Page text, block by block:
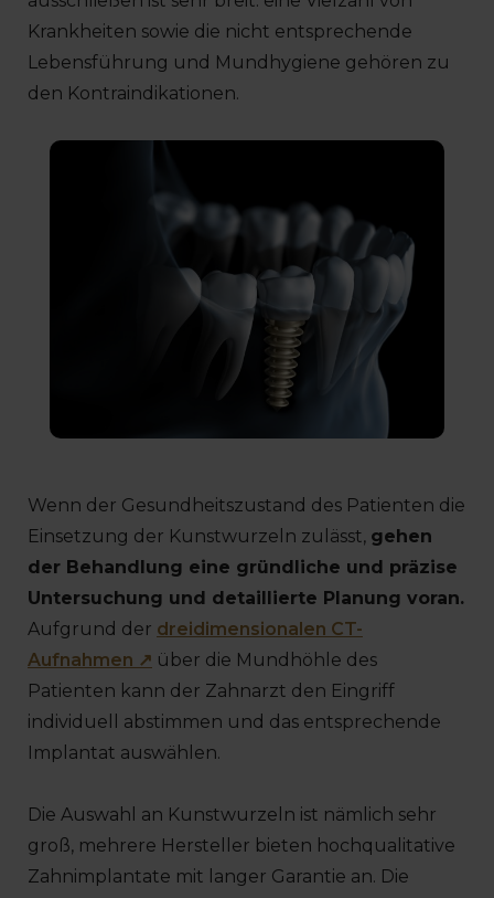
Krankheiten sowie die nicht entsprechende
Lebensführung und Mundhygiene gehören zu
den Kontraindikationen.
Wenn der Gesundheitszustand des Patienten die
Einsetzung der Kunstwurzeln zulässt, gehen
der Behandlung eine gründliche und präzise
Untersuchung und detaillierte Planung voran.
Aufgrund der dreidimensionalen CT-
Aufnahmen ↗ über die Mundhöhle des
Patienten kann der Zahnarzt den Eingriff
individuell abstimmen und das entsprechende
Implantat auswählen.
Die Auswahl an Kunstwurzeln ist nämlich sehr
groß, mehrere Hersteller bieten hochqualitative
Zahnimplantate mit langer Garantie an. Die